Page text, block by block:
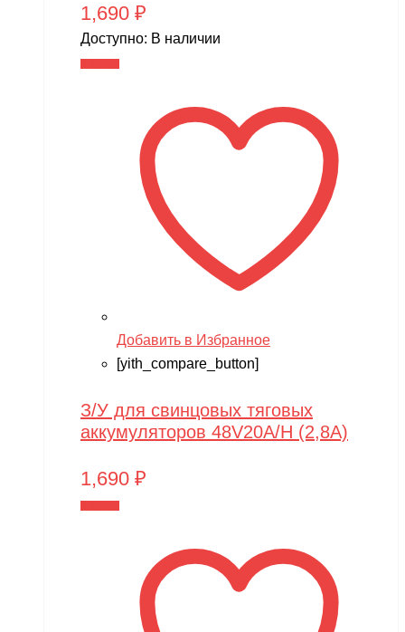
1,690 ₽
Доступно: В наличии
Добавить в Избранное
[yith_compare_button]
З/У для свинцовых тяговых
аккумуляторов 48V20A/H (2,8A)
1,690 ₽